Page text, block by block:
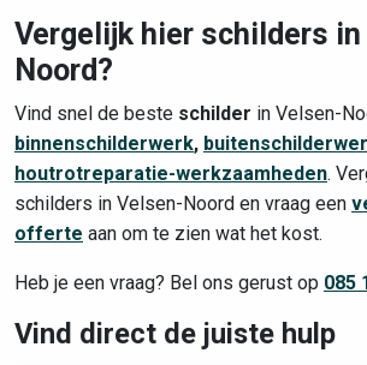
Vergelijk hier schilders in
Noord?
Vind snel de beste schilder in Velsen-
binnenschilderwerk,
houtrotreparatie-werkzaamheden.
schilders in Velsen-Noord en vraag een
offerte aan om te zien wat het kost.
Heb je een vraag? Bel ons gerust op 085
Vind direct de juiste hulp